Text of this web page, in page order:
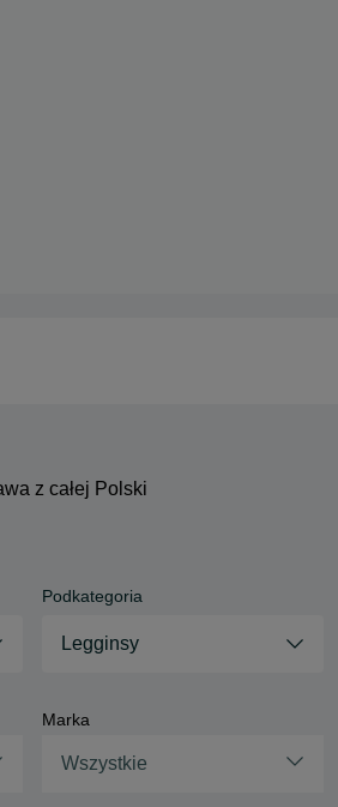
z całej Polski
Podkategoria
Legginsy
Marka
Wszystkie